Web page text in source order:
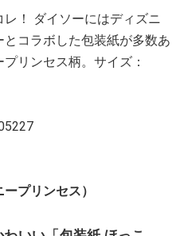
！ ダイソーにはディズニ
コラボした包装紙が多数あ
リンセス柄。サイズ：
プリンセス）